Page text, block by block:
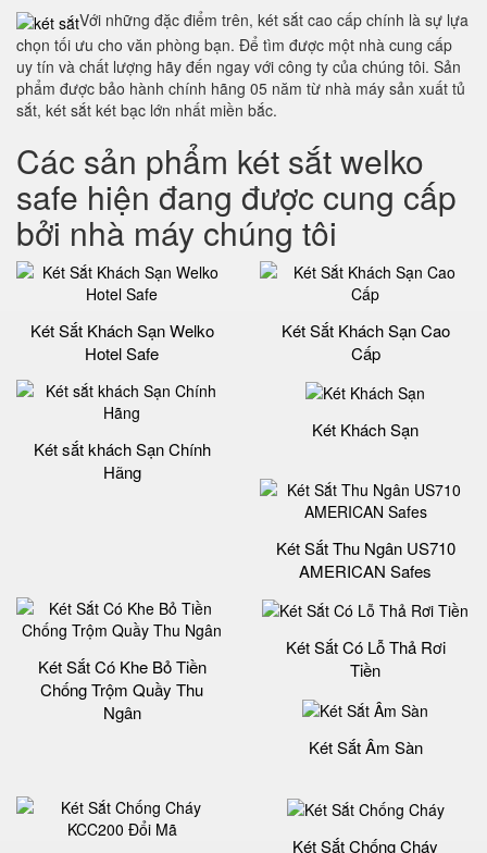
Với những đặc điểm trên, két sắt cao cấp chính là sự lựa
chọn tối ưu cho văn phòng bạn. Để tìm được một nhà cung cấp
uy tín và chất lượng hãy đến ngay với công ty của chúng tôi. Sản
phẩm được bảo hành chính hãng 05 năm từ nhà máy sản xuất tủ
sắt, két sắt két bạc lớn nhất miền bắc.
Các sản phẩm két sắt welko
safe hiện đang được cung cấp
bởi nhà máy chúng tôi
Két Sắt Khách Sạn Welko
Hotel Safe
Két Sắt Khách Sạn Cao
Cấp
Két sắt khách Sạn Chính
Hãng
Két Khách Sạn
Két Sắt Thu Ngân US710
AMERICAN Safes
Két Sắt Có Khe Bỏ Tiền
Chống Trộm Quầy Thu
Ngân
Két Sắt Có Lỗ Thả Rơi
Tiền
Két Sắt Âm Sàn
Két Sắt Chống Cháy